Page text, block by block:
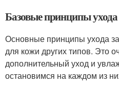
Базовые принципы ухода
Основные принципы ухода
для кожи других типов. Это
дополнительный уход и
остановимся на каждом из